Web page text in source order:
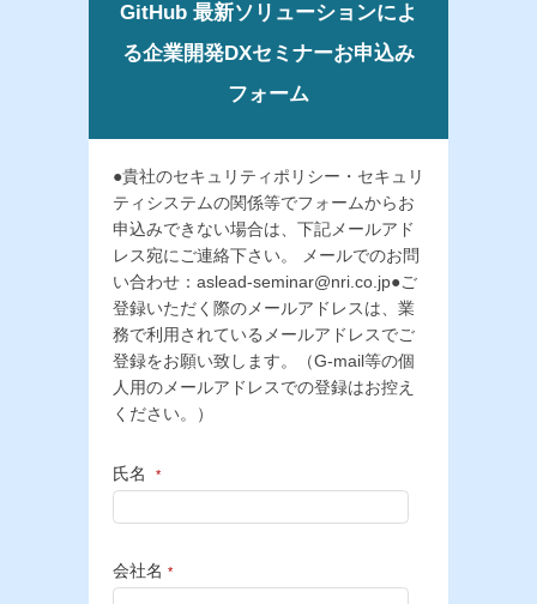
GitHub 最新ソリューションによ
る企業開発DXセミナーお申込み
フォーム
●貴社のセキュリティポリシー・セキュリ
ティシステムの関係等でフォームからお
申込みできない場合は、下記メールアド
レス宛にご連絡下さい。 メールでのお問
い合わせ：aslead-seminar@nri.co.jp●ご
登録いただく際のメールアドレスは、業
務で利用されているメールアドレスでご
登録をお願い致します。（G-mail等の個
人用のメールアドレスでの登録はお控え
ください。）
氏名 *
会社名 *